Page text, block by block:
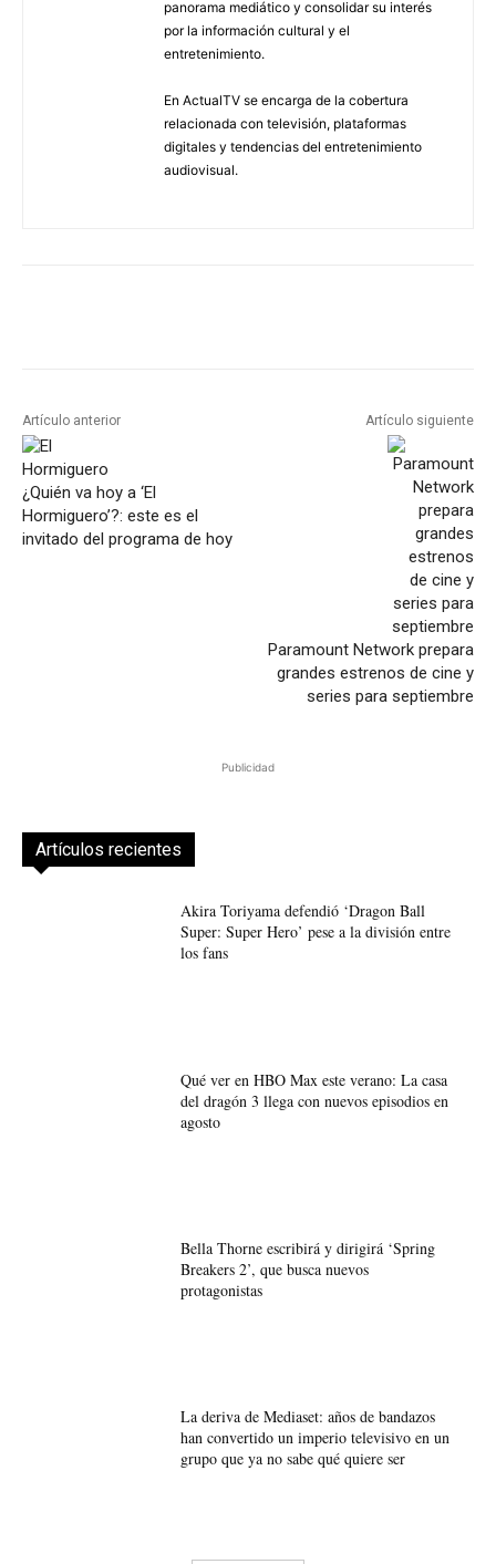
panorama mediático y consolidar su interés
por la información cultural y el
entretenimiento.
En ActualTV se encarga de la cobertura
relacionada con televisión, plataformas
digitales y tendencias del entretenimiento
audiovisual.
Artículo anterior
¿Quién va hoy a ‘El
Hormiguero’?: este es el
invitado del programa de hoy
Artículo siguiente
Paramount Network prepara
grandes estrenos de cine y
series para septiembre
Publicidad
Artículos recientes
Akira Toriyama defendió ‘Dragon Ball
Super: Super Hero’ pese a la división entre
los fans
Qué ver en HBO Max este verano: La casa
del dragón 3 llega con nuevos episodios en
agosto
Bella Thorne escribirá y dirigirá ‘Spring
Breakers 2’, que busca nuevos
protagonistas
La deriva de Mediaset: años de bandazos
han convertido un imperio televisivo en un
grupo que ya no sabe qué quiere ser